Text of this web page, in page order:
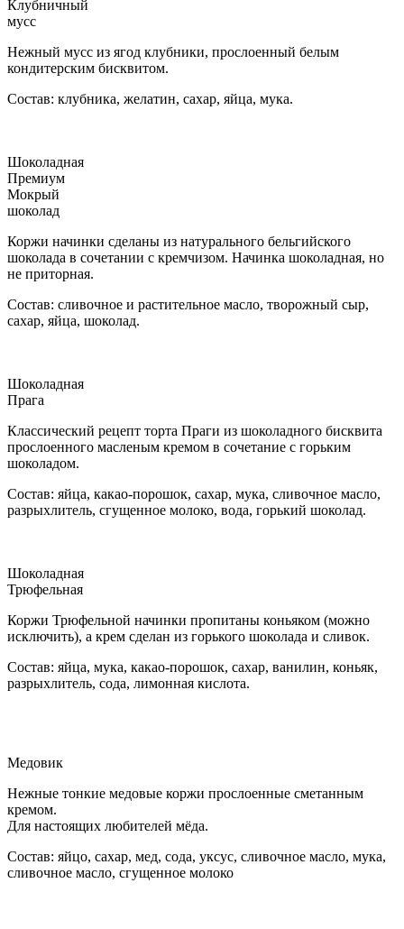
Клубничный
мусс
Нежный мусс из ягод клубники, прослоенный белым
кондитерским бисквитом.
Состав: клубника, желатин, сахар, яйца, мука.
Шоколадная
Премиум
Мокрый
шоколад
Коржи начинки сделаны из натурального бельгийского
шоколада в сочетании с кремчизом. Начинка шоколадная, но
не приторная.
Состав: сливочное и растительное масло, творожный сыр,
сахар, яйца, шоколад.
Шоколадная
Прага
Классический рецепт торта Праги из шоколадного бисквита
прослоенного масленым кремом в сочетание с горьким
шоколадом.
Состав: яйца, какао-порошок, сахар, мука, сливочное масло,
разрыхлитель, сгущенное молоко, вода, горький шоколад.
Шоколадная
Трюфельная
Коржи Трюфельной начинки пропитаны коньяком (можно
исключить), а крем сделан из горького шоколада и сливок.
Состав: яйца, мука, какао-порошок, сахар, ванилин, коньяк,
разрыхлитель, сода, лимонная кислота.
Медовик
Нежные тонкие медовые коржи прослоенные сметанным
кремом.
Для настоящих любителей мёда.
Состав: яйцо, сахар, мед, сода, уксус, сливочное масло, мука,
сливочное масло, сгущенное молоко